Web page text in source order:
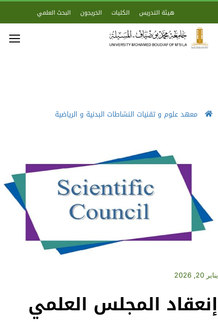
هيئة التدريس الكليات الخريجون البحث العلمي
معهد علوم و تقنيات النشاطات البدنية و الرياضية
يناير 20, 2026
إنعقاد المجلس العلمي